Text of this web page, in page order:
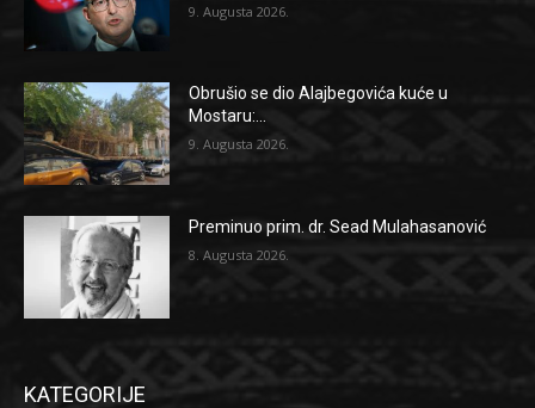
9. Augusta 2026.
Obrušio se dio Alajbegovića kuće u
Mostaru:...
9. Augusta 2026.
Preminuo prim. dr. Sead Mulahasanović
8. Augusta 2026.
KATEGORIJE